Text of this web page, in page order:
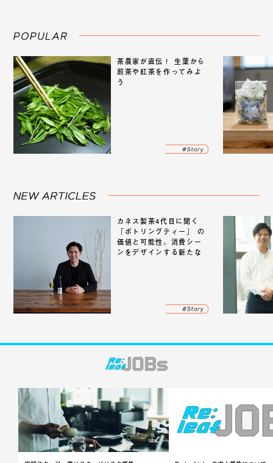
茶農家が直伝！ 生葉から
煎茶や紅茶を作ってみよ
う
カネス製茶4代目に聞く
「ボトリングティー」 の
価値と可能性。消費シー
ンをデザインする新たな